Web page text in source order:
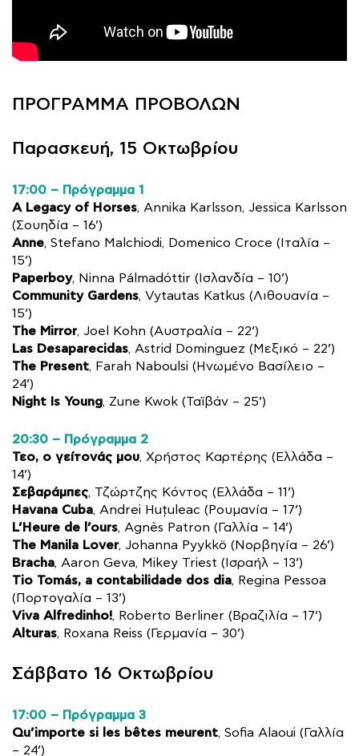
ΠΡΟΓΡΑΜΜΑ ΠΡΟΒΟΛΩΝ
Παρασκευή, 15 Οκτωβρίου
17:00 – Πρόγραμμα 1
A Legacy of Horses, Annika Karlsson, Jessica Karlsson
(Σουηδία – 16’)
Anne, Stefano Malchiodi, Domenico Croce (Ιταλία –
15’)
Paperboy, Ninna Pálmadóttir (Ισλανδία – 10’)
Community Gardens, Vytautas Katkus (Λιθουανία –
15’)
The Mirror, Joel Kohn (Αυστραλία – 22’)
Las Desaparecidas, Astrid Dominguez (Μεξικό – 22’)
The Present, Farah Naboulsi (Ηνωμένο Βασίλειο –
24’)
Night Is Young, Zune Kwok (Ταϊβάν – 25’)
20:30 – Πρόγραμμα 2
Τεο, ο γείτονάς μου, Χρήστος Καρτέρης (Ελλάδα –
14’)
Σεβαράμπες, Τζώρτζης Κόντος (Ελλάδα – 11’)
Havana Cuba, Andrei Huţuleac (Ρουμανία – 17’)
L’Heure de l’ours, Agnès Patron (Γαλλία – 14’)
The Manila Lover, Johanna Pyykkö (Νορβηγία – 26’)
Bracha, Aaron Geva, Mikey Triest (Ισραήλ – 13’)
Tio Tomás, a contabilidade dos dia, Regina Pessoa
(Πορτογαλία – 13’)
Viva Alfredinho!, Roberto Berliner (Βραζιλία – 17’)
Alturas, Roxana Reiss (Γερμανία – 30’)
Σάββατο 16 Οκτωβρίου
17:00 – Πρόγραμμα 3
Qu’importe si les bêtes meurent, Sofia Alaoui (Γαλλία
– 24’)